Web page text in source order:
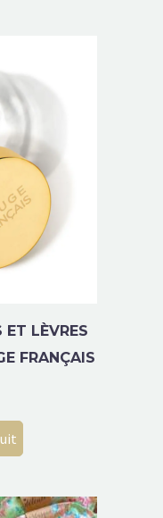
ET LÈVRES
FRANÇAIS